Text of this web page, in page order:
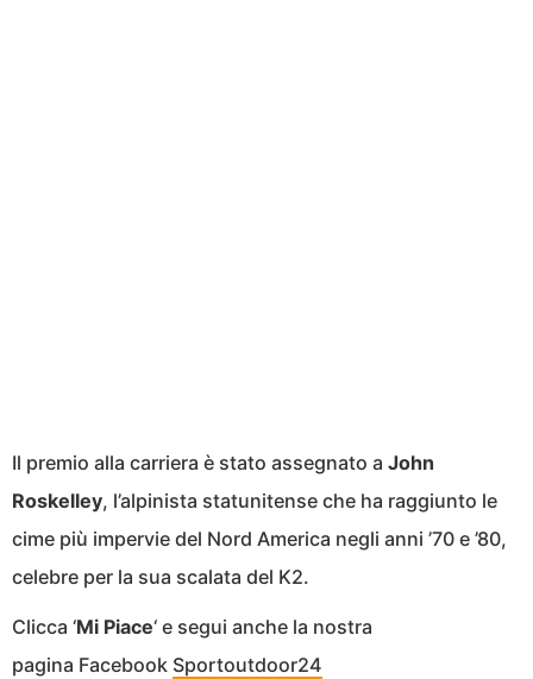
Il premio alla carriera è stato assegnato a John
Roskelley, l’alpinista statunitense che ha raggiunto le
cime più impervie del Nord America negli anni ’70 e ’80,
celebre per la sua scalata del K2.
Clicca ‘Mi Piace‘ e segui anche la nostra
pagina Facebook Sportoutdoor24